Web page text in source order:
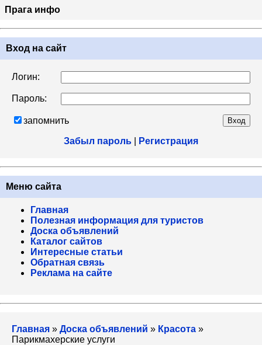
Прага инфо
Вход на сайт
Логин:
Пароль:
запомнить
Забыл пароль Регистрация
Меню сайта
Главная
Полезная информация для туристов
Доска объявлений
Каталог сайтов
Интересные статьи
Обратная связь
Реклама на сайте
Главная » Доска объявлений » Красота »
Парикмахерские услуги